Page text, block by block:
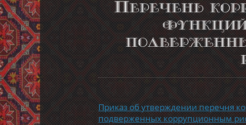
Перечень
Приказ об утверждении перечня
подверженных коррупционным